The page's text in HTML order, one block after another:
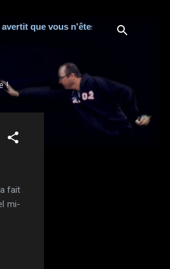
n'êtes nullement obligé de
!
fait
mi-